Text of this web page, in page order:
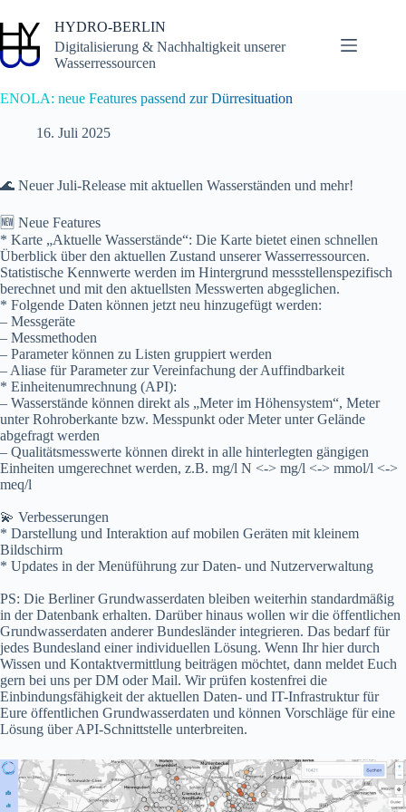
Inhalt
springen
HYDRO-BERLIN
Digitalisierung & Nachhaltigkeit unserer
Wasserressourcen
ENOLA: neue Features passend zur Dürresituation
16. Juli 2025
🌊 Neuer Juli-Release mit aktuellen Wasserständen und mehr!
🆕 Neue Features
* Karte „Aktuelle Wasserstände“: Die Karte bietet einen schnellen
Überblick über den aktuellen Zustand unserer Wasserressourcen.
Statistische Kennwerte werden im Hintergrund messstellenspezifisch
berechnet und mit den aktuellsten Messwerten abgeglichen.
* Folgende Daten können jetzt neu hinzugefügt werden:
– Messgeräte
– Messmethoden
– Parameter können zu Listen gruppiert werden
– Aliase für Parameter zur Vereinfachung der Auffindbarkeit
* Einheitenumrechnung (API):
– Wasserstände können direkt als „Meter im Höhensystem“, Meter
unter Rohroberkante bzw. Messpunkt oder Meter unter Gelände
abgefragt werden
– Qualitätsmesswerte können direkt in alle hinterlegten gängigen
Einheiten umgerechnet werden, z.B. mg/l N <-> mg/l <-> mmol/l <->
meq/l
💫 Verbesserungen
* Darstellung und Interaktion auf mobilen Geräten mit kleinem
Bildschirm
* Updates in der Menüführung zur Daten- und Nutzerverwaltung
PS: Die Berliner Grundwasserdaten bleiben weiterhin standardmäßig
in der Datenbank erhalten. Darüber hinaus wollen wir die öffentlichen
Grundwasserdaten anderer Bundesländer integrieren. Das bedarf für
jedes Bundesland einer individuellen Lösung. Wenn Ihr hier durch
Wissen und Kontaktvermittlung beiträgen möchtet, dann meldet Euch
gern bei uns per DM oder Mail. Wir prüfen kostenfrei die
Einbindungsfähigkeit der aktuellen Daten- und IT-Infrastruktur für
Eure öffentlichen Grundwasserdaten und können Vorschläge für eine
Lösung über API-Schnittstelle unterbreiten.